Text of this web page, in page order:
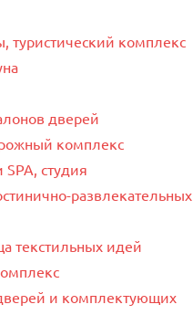
туристический комплекс
дверей
комплекс
студия
развлекательных
текстильных идей
и комплектующих